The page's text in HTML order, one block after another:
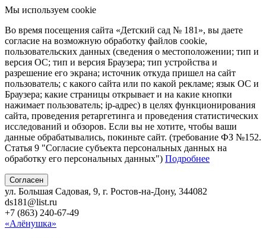
Мы используем cookie
Во время посещения сайта «Детский сад № 181», вы даете
согласие на возможную обработку файлов cookie,
пользовательских данных (сведения о местоположении; тип и
версия ОС; тип и версия Браузера; тип устройства и
разрешение его экрана; источник откуда пришел на сайт
пользователь; с какого сайта или по какой рекламе; язык ОС и
Браузера; какие страницы открывает и на какие кнопки
нажимает пользователь; ip-адрес) в целях функционирования
сайта, проведения ретаргетинга и проведения статистических
исследований и обзоров. Если вы не хотите, чтобы ваши
данные обрабатывались, покиньте сайт. (требование ФЗ №152.
Статья 9 "Согласие субъекта персональных данных на
обработку его персональных данных") Подробнее
Согласен
ул. Большая Садовая, 9, г. Ростов-на-Дону, 344082
ds181@list.ru
+7 (863) 240-67-49
«Алёнушка»